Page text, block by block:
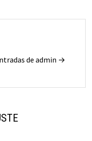
de admin →